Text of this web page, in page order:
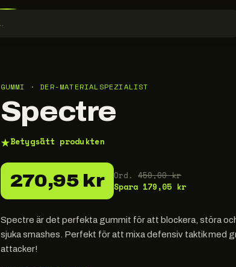
GUMMI · DER-MATERIALSPEZIALIST
Spectre
★Betygsätt produkten
270,95 kr Ord.450,00 kr
Spara 179,05 kr
Spectre är det perfekta gummit för att blockera, störa
sjuka smashes. Perfekt för att mixa defensiv taktik med
attacker!